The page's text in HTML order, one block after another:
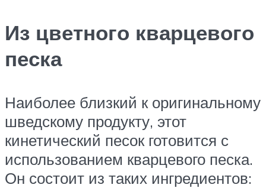
Из цветного кварцевого
песка
Наиболее близкий к оригинальному
шведскому продукту, этот
кинетический песок готовится с
использованием кварцевого песка.
Он состоит из таких ингредиентов: